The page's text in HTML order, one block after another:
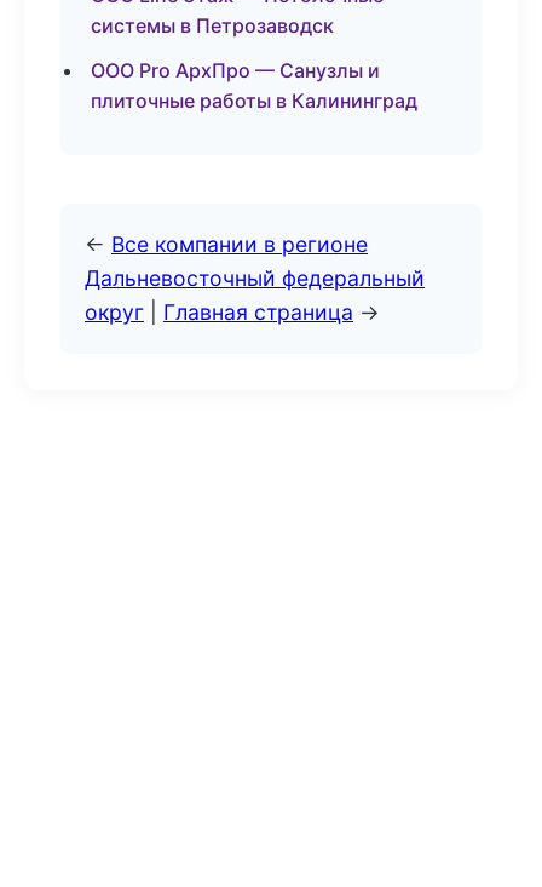
системы в Петрозаводск
ООО Pro АрхПро — Санузлы и
плиточные работы в Калининград
← Все компании в регионе
Дальневосточный федеральный
округ
Главная страница →